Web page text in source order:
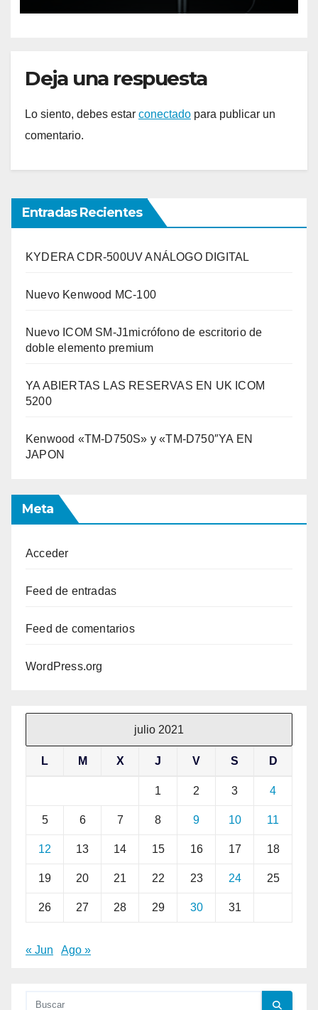
Deja una respuesta
Lo siento, debes estar conectado para publicar un
comentario.
Entradas Recientes
KYDERA CDR-500UV ANÁLOGO DIGITAL
Nuevo Kenwood MC-100
Nuevo ICOM SM-J1micrófono de escritorio de
doble elemento premium
YA ABIERTAS LAS RESERVAS EN UK ICOM
5200
Kenwood «TM-D750S» y «TM-D750″YA EN
JAPON
Meta
Acceder
Feed de entradas
Feed de comentarios
WordPress.org
julio 2021
L M X J V S D
1 2 3 4
5 6 7 8 9 10 11
12 13 14 15 16 17 18
19 20 21 22 23 24 25
26 27 28 29 30 31
« Jun Ago »